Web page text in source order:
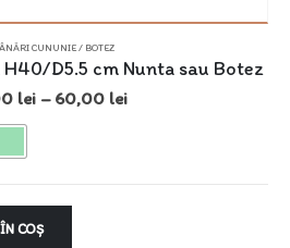
CUNUNIE / BOTEZ
D5.5 cm Nunta sau Botez
lei – 60,00 lei
COȘ